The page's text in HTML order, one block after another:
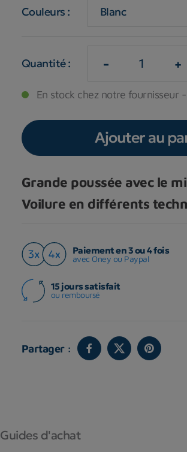
Couleurs :
Quantité : - +
En stock chez notre fournisseur
Ajouter au
Grande poussée avec le
Voilure en différents
Paiement en 3 ou 4 fois
avec Oney ou Paypal
15 jours satisfait
ou remboursé
Partager :
Guides d'achat